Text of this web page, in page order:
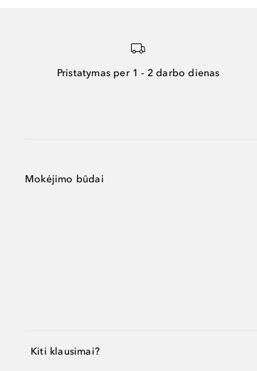
Pristatymas per 1 - 2 darbo dienas
Mokėjimo būdai
Kiti klausimai?